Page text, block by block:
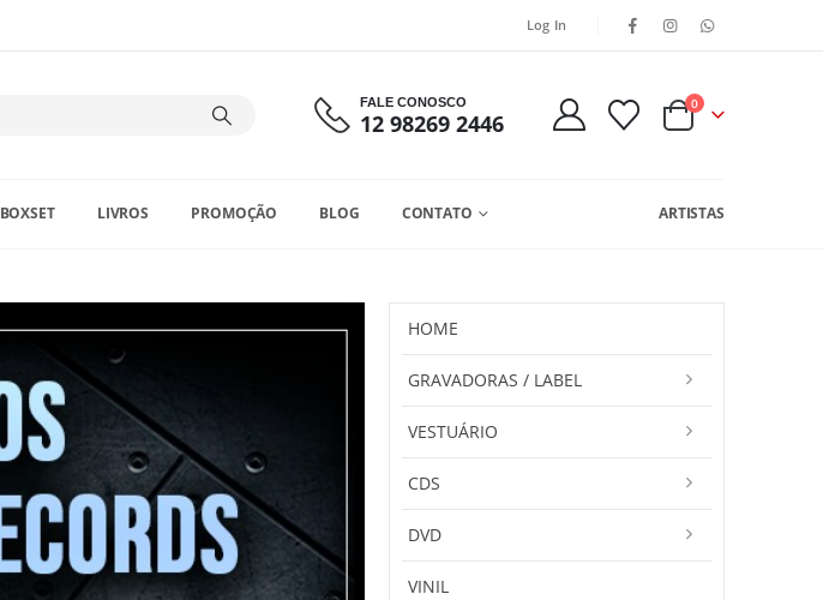
Log In
FALE CONOSCO
12 98269 2446
0
BOXSET LIVROS PROMOÇÃO BLOG CONTATO ARTISTAS
HOME
GRAVADORAS / LABEL
VESTUÁRIO
CDS
DVD
VINIL